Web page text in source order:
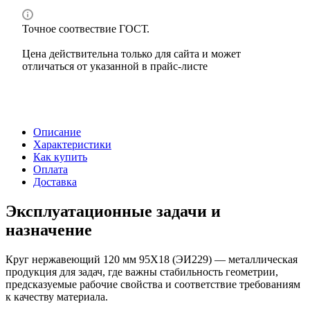
Точное соотвествие ГОСТ.
Цена действительна только для сайта и может
отличаться от указанной в прайс-листе
Описание
Характеристики
Как купить
Оплата
Доставка
Эксплуатационные задачи и
назначение
Круг нержавеющий 120 мм 95Х18 (ЭИ229) — металлическая
продукция для задач, где важны стабильность геометрии,
предсказуемые рабочие свойства и соответствие требованиям
к качеству материала.